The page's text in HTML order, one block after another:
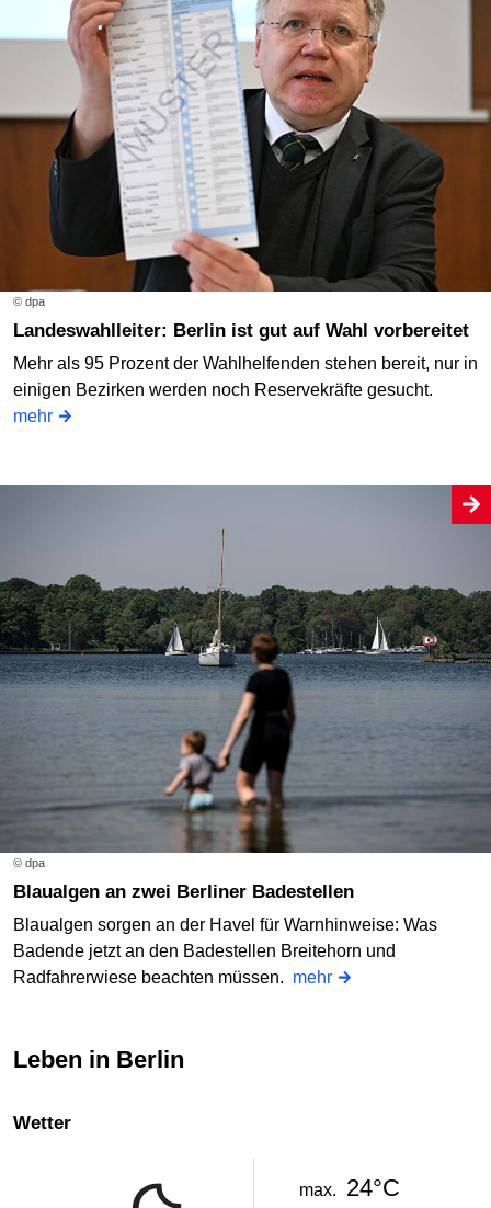
© dpa
Landeswahlleiter: Berlin ist gut auf Wahl vorbereitet
Mehr als 95 Prozent der Wahlhelfenden stehen bereit, nur in
einigen Bezirken werden noch Reservekräfte gesucht.
mehr
© dpa
Blaualgen an zwei Berliner Badestellen
Blaualgen sorgen an der Havel für Warnhinweise: Was
Badende jetzt an den Badestellen Breitehorn und
Radfahrerwiese beachten müssen. mehr
Leben in Berlin
Wetter
max. 24°C